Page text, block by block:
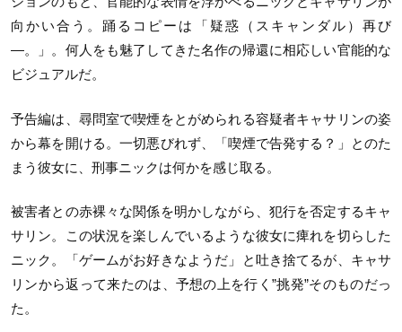
向かい合う。踊るコピーは「疑惑（スキャンダル）再び
―。」。何人をも魅了してきた名作の帰還に相応しい官能的な
ビジュアルだ。
予告編は、尋問室で喫煙をとがめられる容疑者キャサリンの姿
から幕を開ける。一切悪びれず、「喫煙で告発する？」とのた
まう彼女に、刑事ニックは何かを感じ取る。
被害者との赤裸々な関係を明かしながら、犯行を否定するキャ
サリン。この状況を楽しんでいるような彼女に痺れを切らした
ニック。「ゲームがお好きなようだ」と吐き捨てるが、キャサ
リンから返って来たのは、予想の上を行く”挑発”そのものだっ
た。